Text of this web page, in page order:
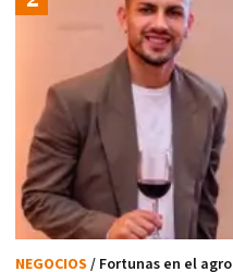
NEGOCIOS / Fortunas en el agro